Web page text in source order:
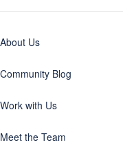
About Us
Community Blog
Work with Us
Meet the Team